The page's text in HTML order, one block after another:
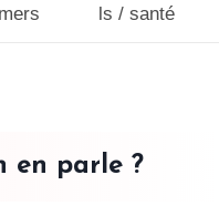
ls / santé
en parle ?